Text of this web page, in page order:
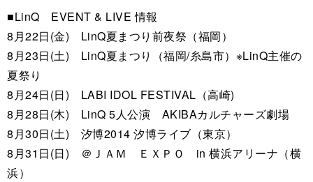
■LinQ EVENT & LIVE 情報
8月22日(金) LinQ夏まつり前夜祭（福岡）
8月23日(土) LinQ夏まつり（福岡/糸島市）※LinQ主催の
夏祭り
8月24日(日) LABI IDOL FESTIVAL（高崎)
8月28日(木) LinQ 5人公演 AKIBAカルチャーズ劇場
8月30日(土) 汐博2014 汐博ライブ（東京）
8月31日(日) ＠ＪＡＭ ＥＸＰＯ in 横浜アリーナ（横
浜）